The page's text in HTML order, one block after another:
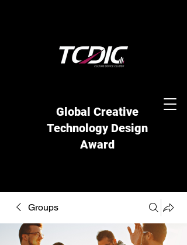
Global Creative
Technology Design
Award
Groups